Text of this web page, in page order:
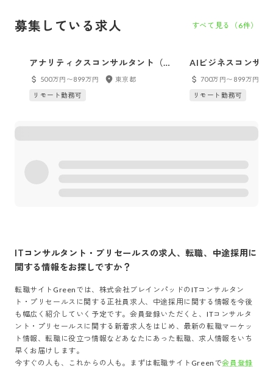
募集している求人 すべて見る（ 6件）
アナリティクスコンサルタント（コ
ンサルタント・シニアコンサルタン
ト）
500万円〜899万円
東京都
リモート勤務可
AIビジネスコンサ
ルタント・シニア
700万円〜899万円
リモート勤務可
ITコンサルタント・プリセールスの求人、転職、中途採用に
関する情報をお探しですか？
転職サイトGreenでは、 株式会社ブレインパッドのITコンサルタン
ト・プリセールス に関する正社員求人、中途採用に関する情報を今後
も幅広く紹介していく予定です。会員登録いただくと、ITコンサルタ
ント・プリセールス に関する新着求人をはじめ、最新の転職マーケッ
ト情報、転職に役立つ情報などあなたにあった転職、求人情報をいち
早くお届けします。
今すぐの人も、これからの人も。まずは転職サイトGreenで会員登録